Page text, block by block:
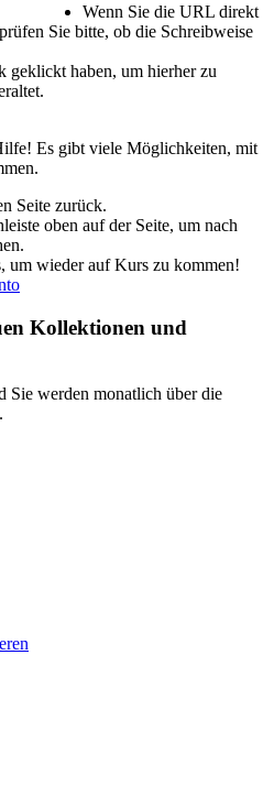
Wenn Sie die URL direkt
Sie bitte, ob die Schreibweise
geklickt haben, um hierher zu
Es gibt viele Möglichkeiten, mit
Seite zurück.
oben auf der Seite, um nach
um wieder auf Kurs zu kommen!
Kollektionen und
Sie werden monatlich über die